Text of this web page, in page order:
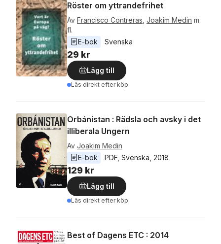
Röster om yttrandefrihet
Av Francisco Contreras Joakim Medin m.
fl.
E-bok
Svenska
29 kr
Lägg till
Läs direkt efter köp
Orbánistan : Rädsla och avsky i det
illiberala Ungern
Av Joakim Medin
E-bok
PDF Svenska 2018
129 kr
Lägg till
Läs direkt efter köp
Best of Dagens ETC : 2014